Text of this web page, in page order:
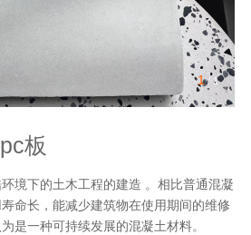
1/1
板
境下的土木工程的建造 。相比普通混凝
命长，能减少建筑物在使用期间的维修
是一种可持续发展的混凝土材料。